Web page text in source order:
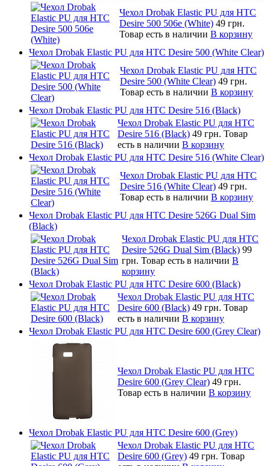
Чехол Drobak Elastic PU для HTC
Desire 500 506e (White) 49 грн.
Товар есть в наличии В корзину
Чехол Drobak Elastic PU для HTC Desire 500 (White Clear)
Чехол Drobak Elastic PU для HTC
Desire 500 (White Clear) 49 грн.
Товар есть в наличии В корзину
Чехол Drobak Elastic PU для HTC Desire 516 (Black)
Чехол Drobak Elastic PU для HTC
Desire 516 (Black) 49 грн. Товар
есть в наличии В корзину
Чехол Drobak Elastic PU для HTC Desire 516 (White Clear)
Чехол Drobak Elastic PU для HTC
Desire 516 (White Clear) 49 грн.
Товар есть в наличии В корзину
Чехол Drobak Elastic PU для HTC Desire 526G Dual Sim
(Black)
Чехол Drobak Elastic PU для HTC
Desire 526G Dual Sim (Black) 99
грн. Товар есть в наличии В
корзину
Чехол Drobak Elastic PU для HTC Desire 600 (Black)
Чехол Drobak Elastic PU для HTC
Desire 600 (Black) 49 грн. Товар
есть в наличии В корзину
Чехол Drobak Elastic PU для HTC Desire 600 (Grey Clear)
Чехол Drobak Elastic PU для HTC
Desire 600 (Grey Clear) 49 грн.
Товар есть в наличии В корзину
Чехол Drobak Elastic PU для HTC Desire 600 (Grey)
Чехол Drobak Elastic PU для HTC
Desire 600 (Grey) 49 грн. Товар